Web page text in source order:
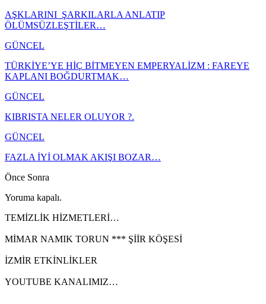
AŞKLARINI ŞARKILARLA ANLATIP
ÖLÜMSÜZLEŞTİLER…
GÜNCEL
TÜRKİYE’YE HİÇ BİTMEYEN EMPERYALİZM : FAREYE
KAPLANI BOĞDURTMAK…
GÜNCEL
KIBRISTA NELER OLUYOR ?.
GÜNCEL
FAZLA İYİ OLMAK AKIŞI BOZAR…
Önce Sonra
Yoruma kapalı.
TEMİZLİK HİZMETLERİ…
MİMAR NAMIK TORUN *** ŞİİR KÖŞESİ
İZMİR ETKİNLİKLER
YOUTUBE KANALIMIZ…